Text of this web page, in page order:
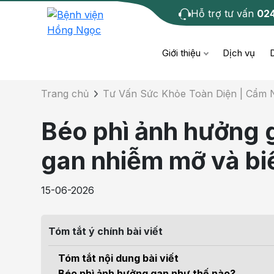
Hỗ trợ tư vấn
Giới thiệu Dịch vụ
Cơ xương khớp
Tầm soát ung thư
Điện quang can thiệp
Da
Chi tiết bài tư
Trang chủ Tư Vấn Sức Khỏe Toàn Diện | Cẩm
Béo phì ảnh hưởng
gan nhiễm mỡ và
15-06-2026
Tóm tắt ý chính bài viết
Tóm tắt nội dung bài viết